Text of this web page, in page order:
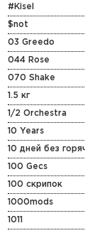
#Kisel
$not
03 Greedo
044 Rose
070 Shake
1.5 кг
1/2 Orchestra
10 Years
100 Gecs
100 скрипок
1000mods
1011